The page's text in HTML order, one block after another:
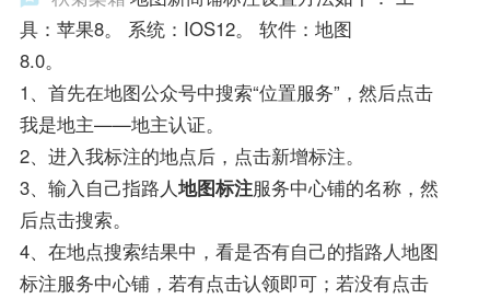
具：苹果8。 系统：IOS12。 软件：地图
8.0。
1、首先在地图公众号中搜索“位置服务”，然后点击
我是地主——地主认证。
2、进入我标注的地点后，点击新增标注。
3、输入自己指路人地图标注服务中心铺的名称，然
后点击搜索。
4、在地点搜索结果中，看是否有自己的指路人地图
标注服务中心铺，若有点击认领即可；若没有点击